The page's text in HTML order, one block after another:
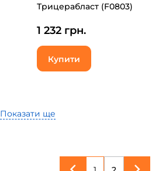
Трицерабласт (F0803)
1 232 грн.
Купити
Показати ще